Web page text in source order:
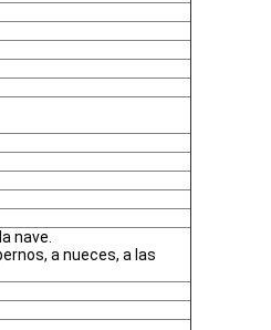
nave.
a nueces, a las